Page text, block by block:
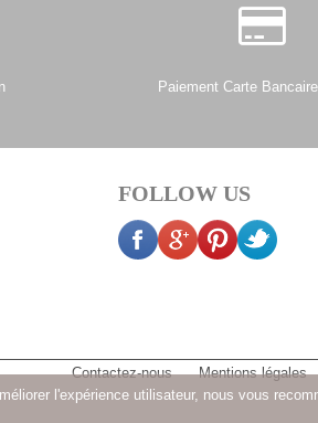
l'expérience utilisateur, nous vous
Paiement Carte
FOLLOW US
Contactez-nous Mentions légales